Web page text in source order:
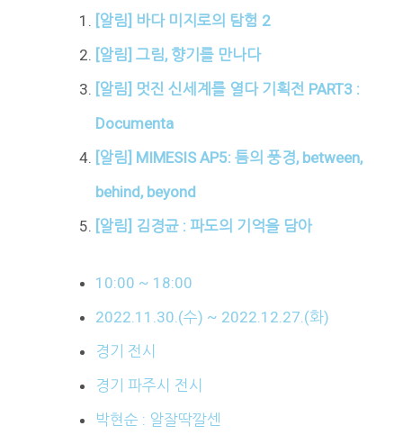
[알림] 바다 미지로의 탐험 2
[알림] 그림, 향기를 만나다
[알림] 멋진 신세계를 열다 기획전 PART3 :
Documenta
[알림] MIMESIS AP5: 틈의 풍경, between,
behind, beyond
[알림] 김경균 : 파도의 기억을 담아
10:00 ~ 18:00
2022.11.30.(수) ~ 2022.12.27.(화)
경기 전시
경기 파주시 전시
박현순 : 알잘딱깔센